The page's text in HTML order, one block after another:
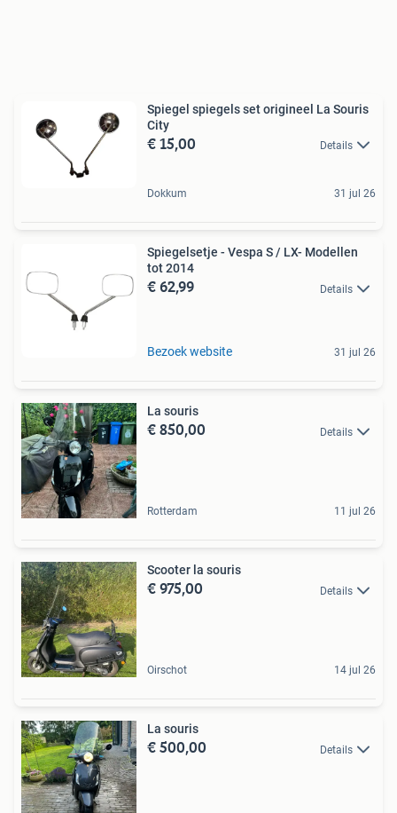
Spiegel spiegels set origineel La Souris
City
€ 15,00 Details
Dokkum 31 jul 26
Spiegelsetje - Vespa S / LX- Modellen
tot 2014
€ 62,99 Details
Bezoek website 31 jul 26
La souris
€ 850,00 Details
Rotterdam 11 jul 26
Scooter la souris
€ 975,00 Details
Oirschot 14 jul 26
La souris
€ 500,00 Details